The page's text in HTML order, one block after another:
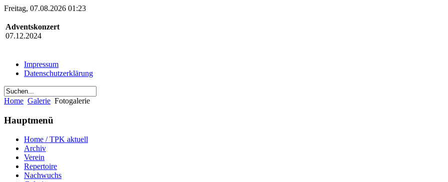
Freitag, 07.08.2026 01:23
Adventskonzert
07.12.2024
Impressum
Datenschutzerklärung
Home Galerie Fotogalerie
Hauptmenü
Home / TPK aktuell
Archiv
Verein
Repertoire
Nachwuchs